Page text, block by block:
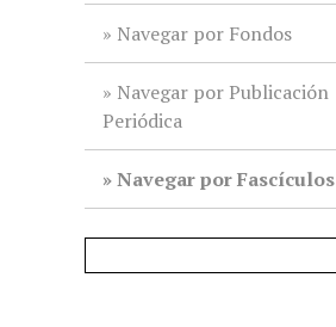
Navegar por Fondos
Navegar por Publicación
Periódica
Navegar por Fascículos